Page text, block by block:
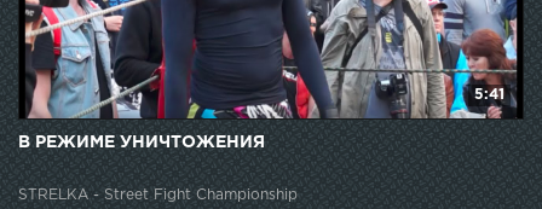
5:41
В РЕЖИМЕ УНИЧТОЖЕНИЯ
STRELKA - Street Fight Championship